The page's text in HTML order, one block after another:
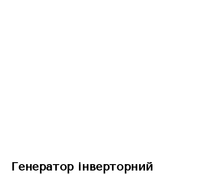
Генератор інверторний